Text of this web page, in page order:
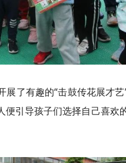
了有趣的“击鼓传花展才
引导孩子们选择自己喜欢